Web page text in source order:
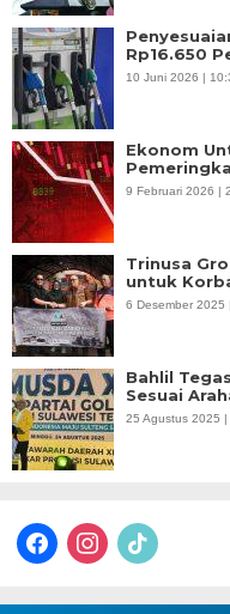
Rp16.650
10 Juni 2026 |
Ekonom
9 Februari 2026 |
Trinusa
untuk
6 Desember 2025
Bahlil
Sesuai
25 Agustus 2025 |
facebookinstagram
tiktok